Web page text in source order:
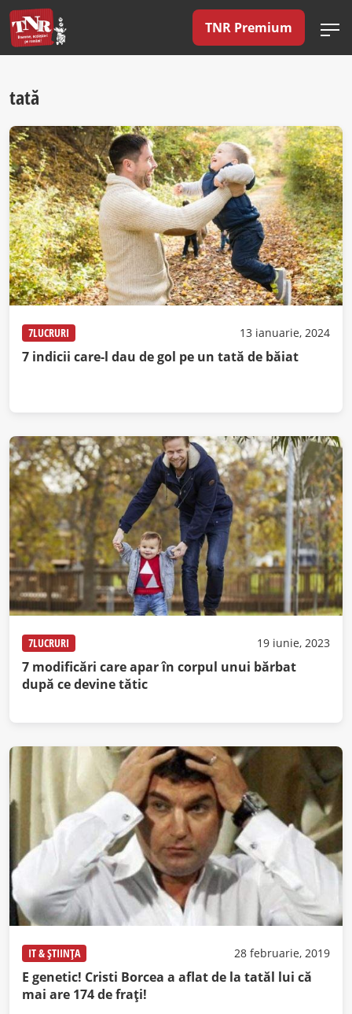
TNR Premium
tată
7LUCRURI 13 ianuarie, 2024
7 indicii care-l dau de gol pe un tată de băiat
7LUCRURI 19 iunie, 2023
7 modificări care apar în corpul unui bărbat
după ce devine tătic
IT & ȘTIINȚA 28 februarie, 2019
E genetic! Cristi Borcea a aflat de la tatăl lui că
mai are 174 de fraţi!